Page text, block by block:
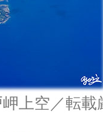
上空／転載